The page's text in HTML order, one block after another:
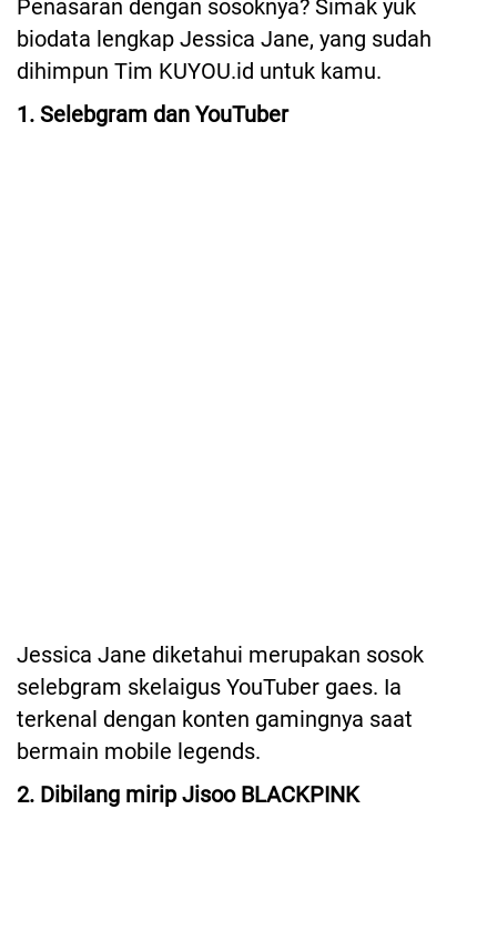
Penasaran dengan sosoknya? Simak yuk
biodata lengkap Jessica Jane, yang sudah
dihimpun Tim KUYOU.id untuk kamu.
1. Selebgram dan YouTuber
Jessica Jane diketahui merupakan sosok
selebgram skelaigus YouTuber gaes. Ia
terkenal dengan konten gamingnya saat
bermain mobile legends.
2. Dibilang mirip Jisoo BLACKPINK